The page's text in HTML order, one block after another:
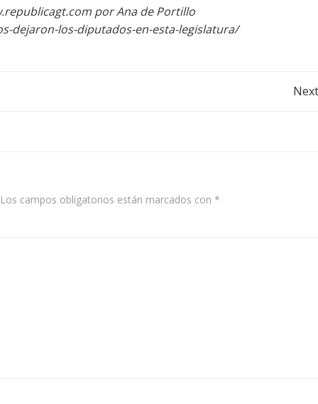
por Ana de Portillo
dejaron-los-diputados-en-esta-legislatura/
Los campos obligatorios están marcados con *